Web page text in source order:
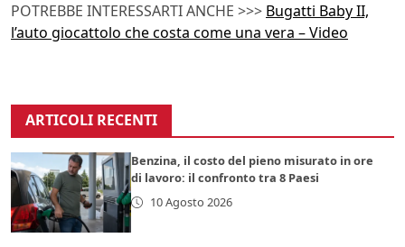
POTREBBE INTERESSARTI ANCHE >>> Bugatti Baby II,
l’auto giocattolo che costa come una vera – Video
ARTICOLI RECENTI
Benzina, il costo del pieno misurato in ore
di lavoro: il confronto tra 8 Paesi
10 Agosto 2026